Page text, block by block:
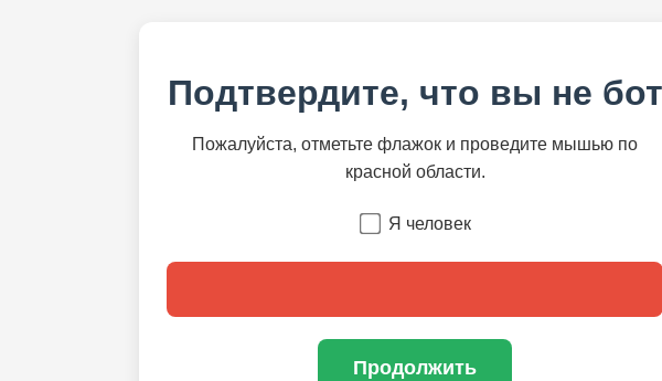
Подтвердите, что вы не бот
Пожалуйста, отметьте флажок и проведите мышью по
красной области.
Я человек
Продолжить